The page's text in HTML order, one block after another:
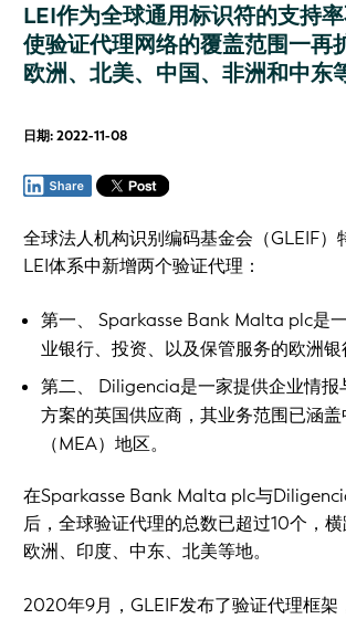
LEI作为全球通用标识符的支持率
使验证代理网络的覆盖范围一再
欧洲、北美、中国、非洲和中东
日期: 2022-11-08
全球法人机构识别编码基金会（GLEIF）
LEI体系中新增两个验证代理：
第一、 Sparkasse Bank Malta plc是
业银行、投资、以及保管服务的欧洲银
第二、 Diligencia是一家提供企业情报
方案的英国供应商，其业务范围已涵盖
（MEA）地区。
在Sparkasse Bank Malta plc与
后，全球验证代理的总数已超过10个，横
欧洲、印度、中东、北美等地。
2020年9月，GLEIF发布了验证代理框架